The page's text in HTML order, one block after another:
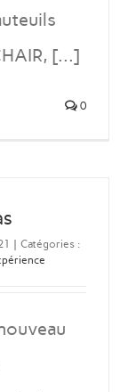
[...]
0
| Catégories :